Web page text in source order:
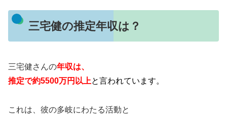
三宅健の推定年収は？
三宅健さんの年収は、
推定で約5500万円以上と言われています。
これは、彼の多岐にわたる活動と